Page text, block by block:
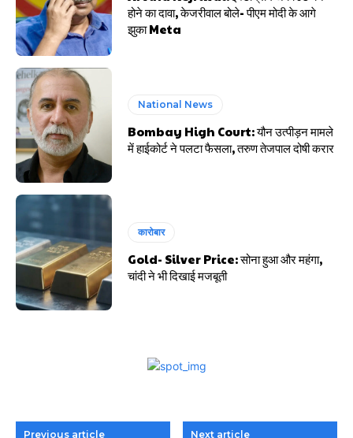
होने का दावा, केजरीवाल बोले- पीएम मोदी के आगे
झुका Meta
National News
Bombay High Court: यौन उत्पीड़न मामले
में हाईकोर्ट ने पलटा फैसला, तरुण तेजपाल दोषी करार
कारोबार
Gold- Silver Price: सोना हुआ और महंगा,
चांदी ने भी दिखाई मजबूती
Previous article Next article